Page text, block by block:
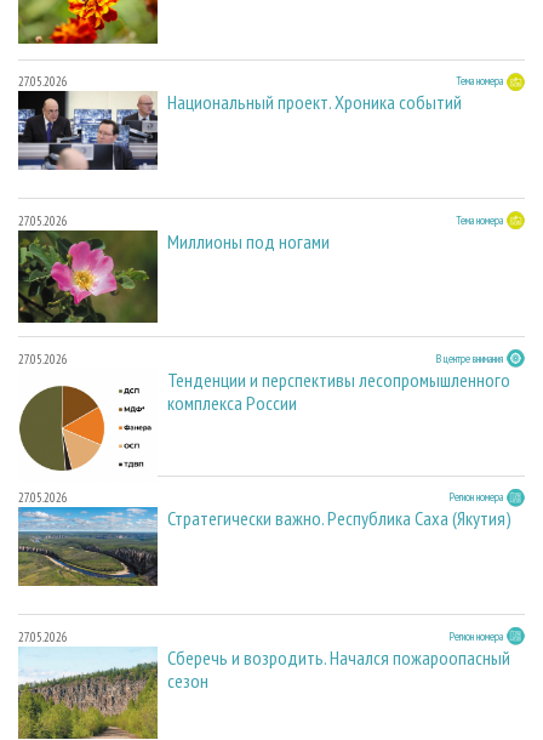
27.05.2026 Тема номера
Национальный проект. Хроника событий
27.05.2026 Тема номера
Миллионы под ногами
27.05.2026 В центре внимания
Тенденции и перспективы лесопромышленного
комплекса России
27.05.2026 Регион номера
Стратегически важно. Республика Саха (Якутия)
27.05.2026 Регион номера
Сберечь и возродить. Начался пожароопасный
сезон